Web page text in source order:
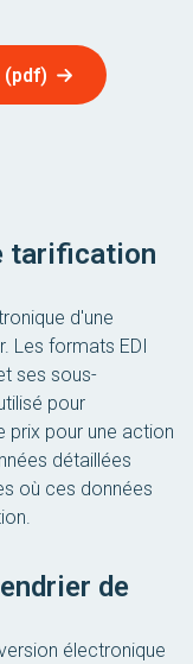
(pdf)
tarification
d'une
Les formats EDI
ses sous-
pour
prix pour une action
détaillées
où ces données
de
électronique